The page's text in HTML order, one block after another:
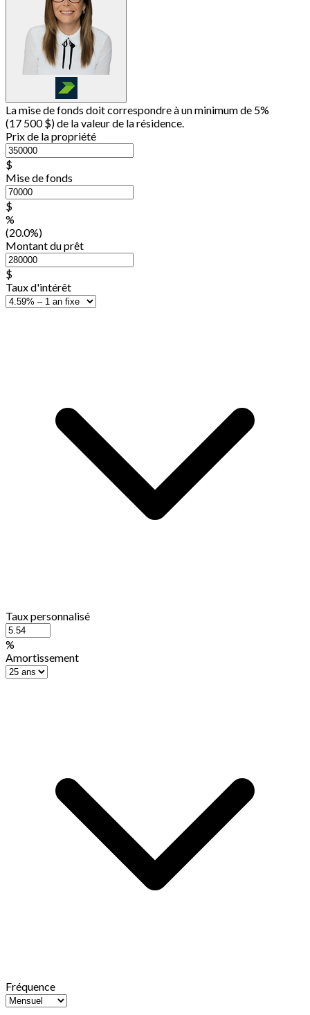
La mise de fonds doit correspondre à un minimum de 5%
(17 500 $) de la valeur de la résidence.
Prix de la propriété
$
Mise de fonds
$
%
(20.0%)
Montant du prêt
$
Taux d'intérêt
Taux personnalisé
%
Amortissement
Fréquence